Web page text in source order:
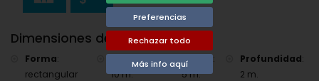
Preferencias
Rechazar todo
Más info aquí
Dimensiones de la Piscina
Forma:
rectangular
Longitud
10 m.
Ancho:
5 m.
Profundidad:
2 m.